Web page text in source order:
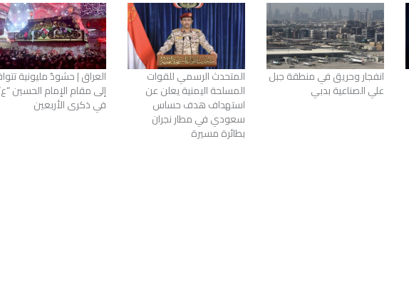
انفجار وحريق في منطقة جبل
علي الصناعية بدبي
المتحدث الرسمي للقوات
المسلحة اليمنية يعلن عن
استهداف هدف حساس
سعودي في مطار نجران
بطائرة مسيرة
العراق | حشودٌ مليونية
إلى مقام الإمام الحسين
في ذكرى الأربعين